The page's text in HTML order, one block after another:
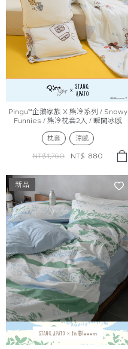
Pingu™企鵝家族 X 熊冷系列 / Snowy
Funnies / 熊冷枕套2入 / 瞬間冰感
枕套 涼感
NT$1,760 NT$ 880
新品